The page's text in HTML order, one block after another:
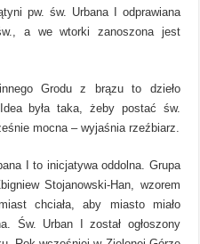
pw. św. Urbana I odprawiana
a we wtorki zanoszona jest
Grodu z brązu to dzieło
była taka, żeby postać św.
mocna – wyjaśnia rzeźbiarz.
I to inicjatywa oddolna. Grupa
Stojanowski-Han, wzorem
chciała, aby miasto miało
Św. Urban I został ogłoszony